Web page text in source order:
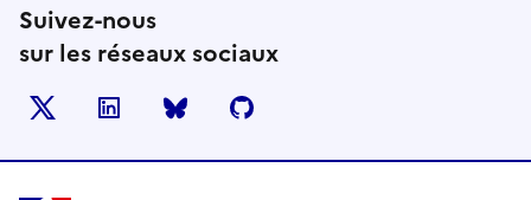
Suivez-nous
sur les réseaux sociaux
LinkedIn BlueSky